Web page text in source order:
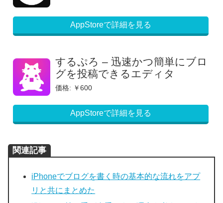
AppStoreで詳細を見る
するぷろ – 迅速かつ簡単にブロ
グを投稿できるエディタ
価格: ￥600
AppStoreで詳細を見る
関連記事
iPhoneでブログを書く時の基本的な流れをアプ
リと共にまとめた